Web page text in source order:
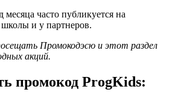
часто публикуется на
и у партнеров.
Промокодэсю и этот раздел
акций.
промокод ProgKids: